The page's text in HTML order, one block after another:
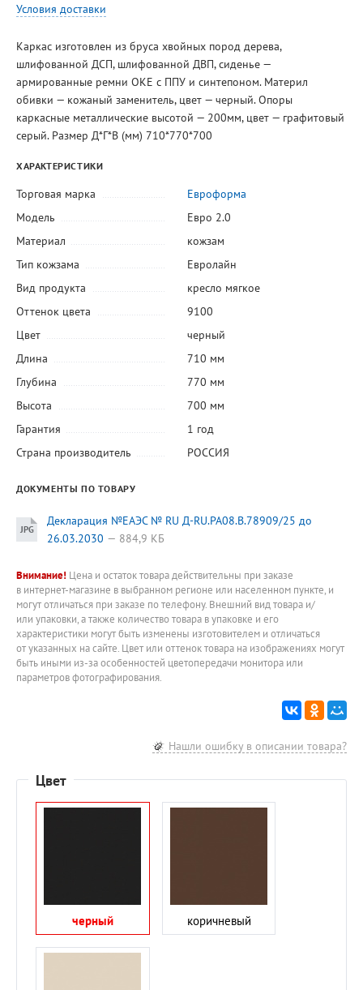
Условия доставки
Каркас изготовлен из бруса хвойных пород дерева,
шлифованной ДСП, шлифованной ДВП, сиденье —
армированные ремни ОКЕ с ППУ и синтепоном. Материл
обивки — кожаный заменитель, цвет — черный. Опоры
каркасные металлические высотой — 200мм, цвет — графитовый
серый. Размер Д*Г*В (мм) 710*770*700
ХАРАКТЕРИСТИКИ
Торговая марка
Евроформа
Модель
Евро 2.0
Материал
кожзам
Тип кожзама
Евролайн
Вид продукта
кресло мягкое
Оттенок цвета
9100
Цвет
черный
Длина
710 мм
Глубина
770 мм
Высота
700 мм
Гарантия
1 год
Страна производитель
РОССИЯ
ДОКУМЕНТЫ ПО ТОВАРУ
Декларация №EAЭC № RU Д-RU.РА08.В.78909/25 до
26.03.2030
884,9 КБ
Внимание! Цена и остаток товара действительны при заказе
в интернет-магазине в выбранном регионе или населенном пункте, и
могут отличаться при заказе по телефону. Внешний вид товара и/
или упаковки, а также количество товара в упаковке и его
характеристики могут быть изменены изготовителем и отличаться
от указанных на сайте. Цвет или оттенок товара на изображениях могут
быть иными из-за особенностей цветопередачи монитора или
параметров фотографирования.
Нашли ошибку в описании товара?
Цвет
черный коричневый